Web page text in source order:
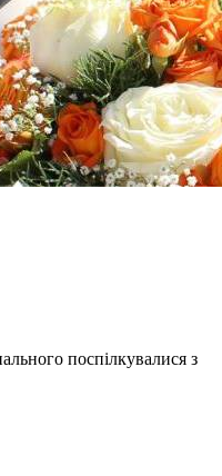
поспілкувалися з